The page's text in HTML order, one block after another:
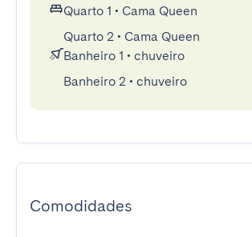
Quarto 1 • Cama Queen
Quarto 2 • Cama Queen
Banheiro 1 • chuveiro
Banheiro 2 • chuveiro
Comodidades